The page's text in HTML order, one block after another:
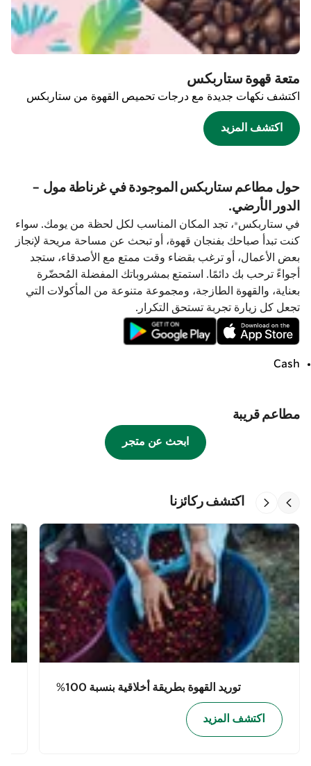
متعة قهوة ستاربكس
اكتشف نكهات جديدة مع درجات تحميص القهوة من ستاربكس
اكتشف المزيد
حول مطاعم ستاربكس الموجودة في غرناطة مول -
الدور الأرضي.
في ستاربكس®، تجد المكان المناسب لكل لحظة من يومك. سواء
كنت تبدأ صباحك بفنجان قهوة، أو تبحث عن مساحة مريحة لإنجاز
بعض الأعمال، أو ترغب بقضاء وقت ممتع مع الأصدقاء، ستجد
أجواءً ترحب بك دائمًا. استمتع بمشروباتك المفضلة المُحضّرة
بعناية، والقهوة الطازجة، ومجموعة متنوعة من المأكولات التي
تجعل كل زيارة تجربة تستحق التكرار.
Cash
مطاعم قريبة
ابحث عن متجر
اكتشف ركائزنا
توريد القهوة بطريقة أخلاقية بنسبة 100%
اكتشف المزيد